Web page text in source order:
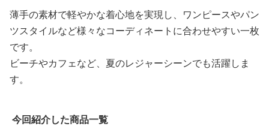
薄手の素材で軽やかな着心地を実現し、ワンピースやパン
ツスタイルなど様々なコーディネートに合わせやすい一枚
です。
ビーチやカフェなど、夏のレジャーシーンでも活躍しま
す。
今回紹介した商品一覧